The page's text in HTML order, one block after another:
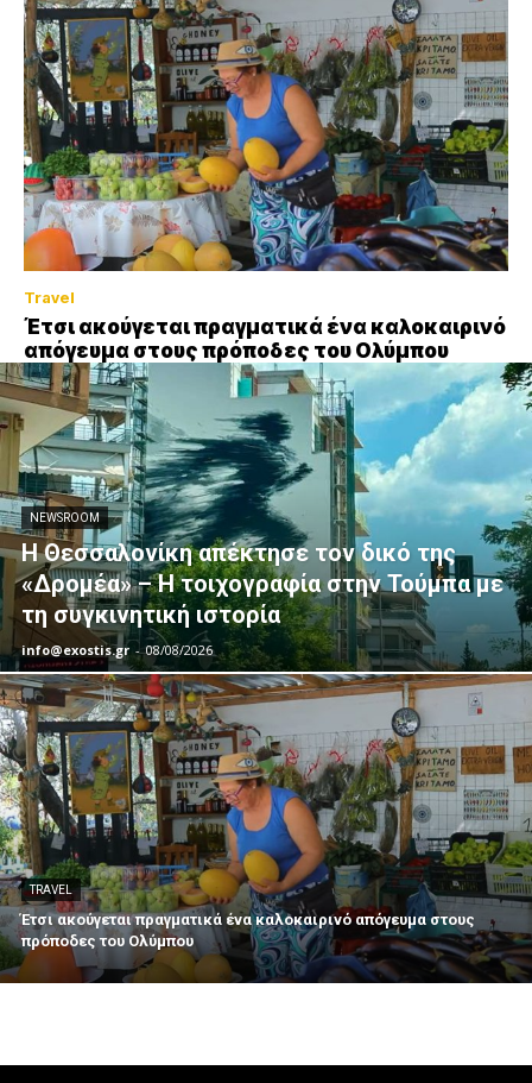
Travel
Έτσι ακούγεται πραγματικά ένα καλοκαιρινό
απόγευμα στους πρόποδες του Ολύμπου
NEWSROOM
Η Θεσσαλονίκη απέκτησε τον δικό της
«Δρομέα» – Η τοιχογραφία στην Τούμπα με
τη συγκινητική ιστορία
info@exostis.gr - 08/08/2026
TRAVEL
Έτσι ακούγεται πραγματικά ένα καλοκαιρινό απόγευμα στους
πρόποδες του Ολύμπου